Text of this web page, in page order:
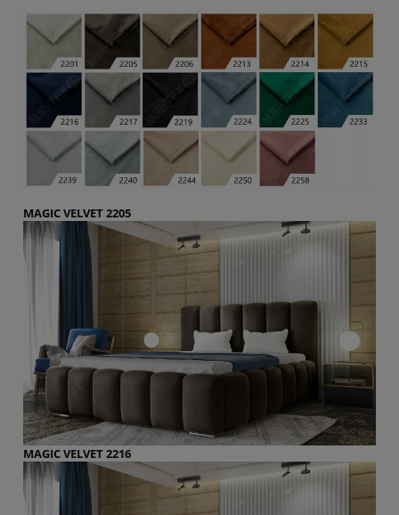
MAGIC VELVET 2205
MAGIC VELVET 2216